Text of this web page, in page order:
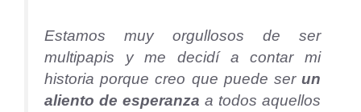
Estamos muy orgullosos de ser
multipapis y me decidí a contar mi
historia porque creo que puede ser un
aliento de esperanza a todos aquellos